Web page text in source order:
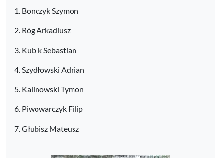
1. Bonczyk Szymon
2. Róg Arkadiusz
3. Kubik Sebastian
4. Szydłowski Adrian
5. Kalinowski Tymon
6. Piwowarczyk Filip
7. Głubisz Mateusz